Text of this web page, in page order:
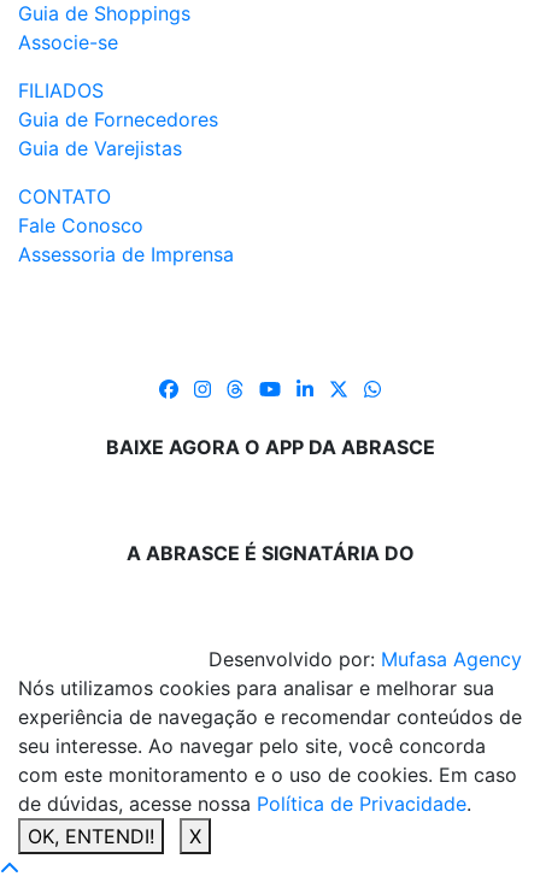
Guia de Shoppings
Associe-se
FILIADOS
Guia de Fornecedores
Guia de Varejistas
CONTATO
Fale Conosco
Assessoria de Imprensa
BAIXE AGORA O APP DA ABRASCE
A ABRASCE É SIGNATÁRIA DO
Desenvolvido por: Mufasa Agency
Nós utilizamos cookies para analisar e melhorar sua
experiência de navegação e recomendar conteúdos de
seu interesse. Ao navegar pelo site, você concorda
com este monitoramento e o uso de cookies. Em caso
de dúvidas, acesse nossa Política de Privacidade.
OK, ENTENDI!
X